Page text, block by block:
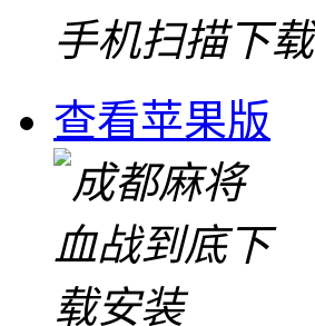
手机扫描下载
查看苹果版